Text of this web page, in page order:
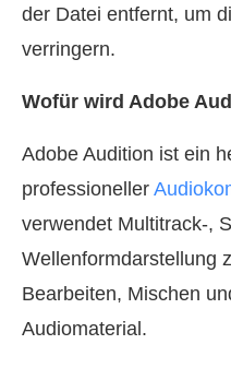
der Datei entfernt, um
verringern.
Wofür wird Adobe
Adobe Audition ist ein
professioneller
verwendet Multitrack-,
Wellenformdarstellung
Bearbeiten, Mischen
Audiomaterial.